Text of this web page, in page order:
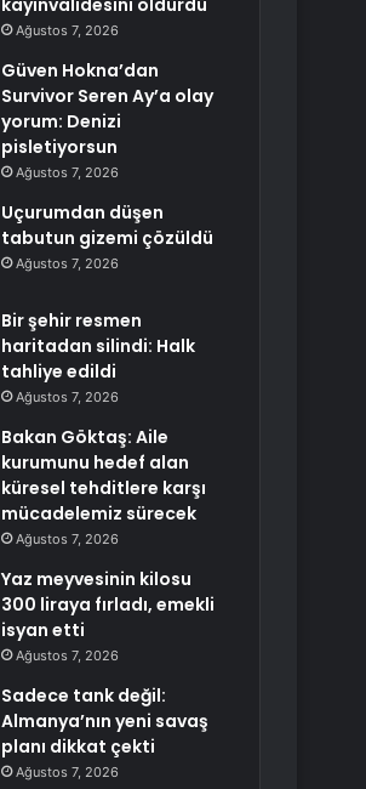
kayınvalidesini öldürdü
Ağustos 7, 2026
Güven Hokna’dan
Survivor Seren Ay’a olay
yorum: Denizi
pisletiyorsun
Ağustos 7, 2026
Uçurumdan düşen
tabutun gizemi çözüldü
Ağustos 7, 2026
Bir şehir resmen
haritadan silindi: Halk
tahliye edildi
Ağustos 7, 2026
Bakan Göktaş: Aile
kurumunu hedef alan
küresel tehditlere karşı
mücadelemiz sürecek
Ağustos 7, 2026
Yaz meyvesinin kilosu
300 liraya fırladı, emekli
isyan etti
Ağustos 7, 2026
Sadece tank değil:
Almanya’nın yeni savaş
planı dikkat çekti
Ağustos 7, 2026